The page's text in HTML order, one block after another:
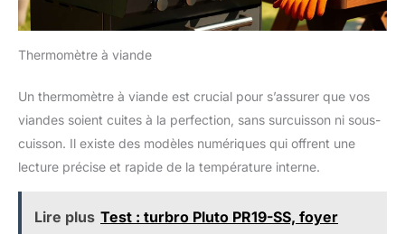
Thermomètre à viande
Un thermomètre à viande est crucial pour s’assurer que vos
viandes soient cuites à la perfection, sans surcuisson ni sous-
cuisson. Il existe des modèles numériques qui offrent une
lecture précise et rapide de la température interne.
Lire plus Test : turbro Pluto PR19-SS, foyer